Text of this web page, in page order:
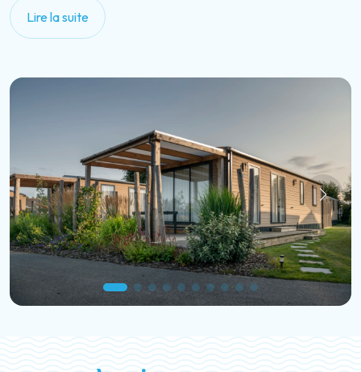
Lire la suite